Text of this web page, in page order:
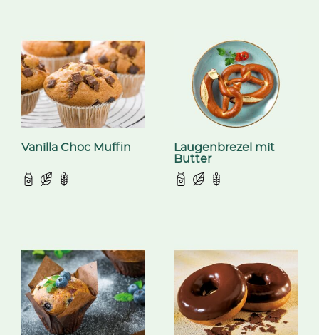
Vanilla Choc Muffin
Laugenbrezel mit
Butter